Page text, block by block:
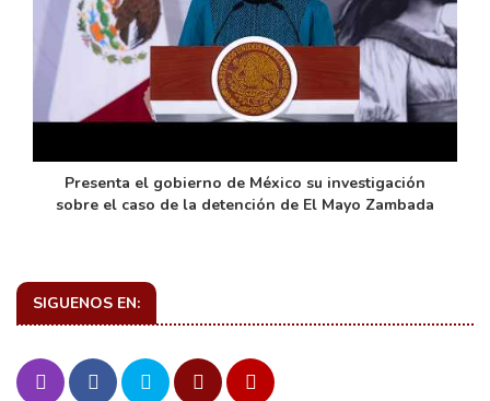
Presenta el gobierno de México su investigación
sobre el caso de la detención de El Mayo Zambada
SIGUENOS EN: